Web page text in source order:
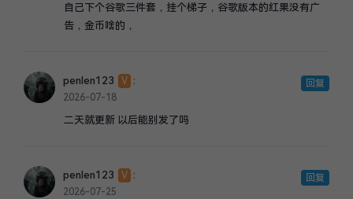
自己下个谷歌三件套，挂个梯子，谷歌版本的红果没有广
告，金币啥的，
penlen123 V :
2026-07-18
二天就更新 以后能别发了吗
回复
penlen123 V :
2026-07-25
回复